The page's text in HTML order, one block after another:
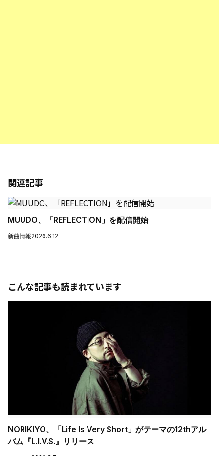
関連記事
MUUDO、「REFLECTION」を配信開始
新曲情報2026.6.12
こんな記事も読まれています
NORIKIYO、「Life Is Very Short」がテーマの12thアル
バム『L.I.V.S.』リリース